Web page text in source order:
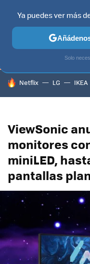
TELEVISORES
HOY SE HABLA DE
Netflix LG IKEA
ViewSonic
monitores
miniLED,
pantallas
Ya puedes ver más
Solo